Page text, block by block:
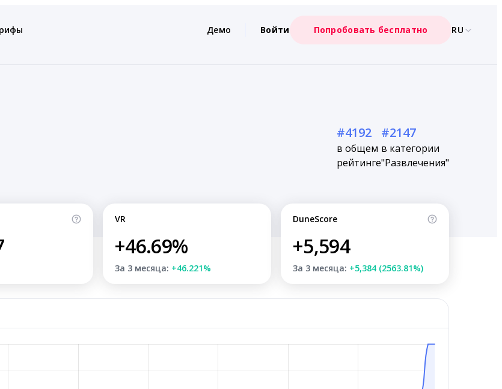
Демо Войти Попробовать бесплатно RU
#4192
в общем
рейтинге
#2147
в категории
"Развлечения"
VR
+46.69%
За 3 месяца: +46.221%
DuneScore
+5,594
За 3 месяца: +5,384 (2563.81%)